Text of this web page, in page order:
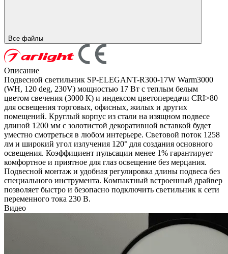
Все файлы
Описание
Подвесной светильник SP-ELEGANT-R300-17W Warm3000
(WH, 120 deg, 230V) мощностью 17 Вт с теплым белым
цветом свечения (3000 К) и индексом цветопередачи CRI>80
для освещения торговых, офисных, жилых и других
помещений. Круглый корпус из стали на изящном подвесе
длиной 1200 мм с золотистой декоративной вставкой будет
уместно смотреться в любом интерьере. Световой поток 1258
лм и широкий угол излучения 120° для создания основного
освещения. Коэффициент пульсации менее 1% гарантирует
комфортное и приятное для глаз освещение без мерцания.
Подвесной монтаж и удобная регулировка длины подвеса без
специального инструмента. Компактный встроенный драйвер
позволяет быстро и безопасно подключить светильник к сети
переменного тока 230 В.
Видео